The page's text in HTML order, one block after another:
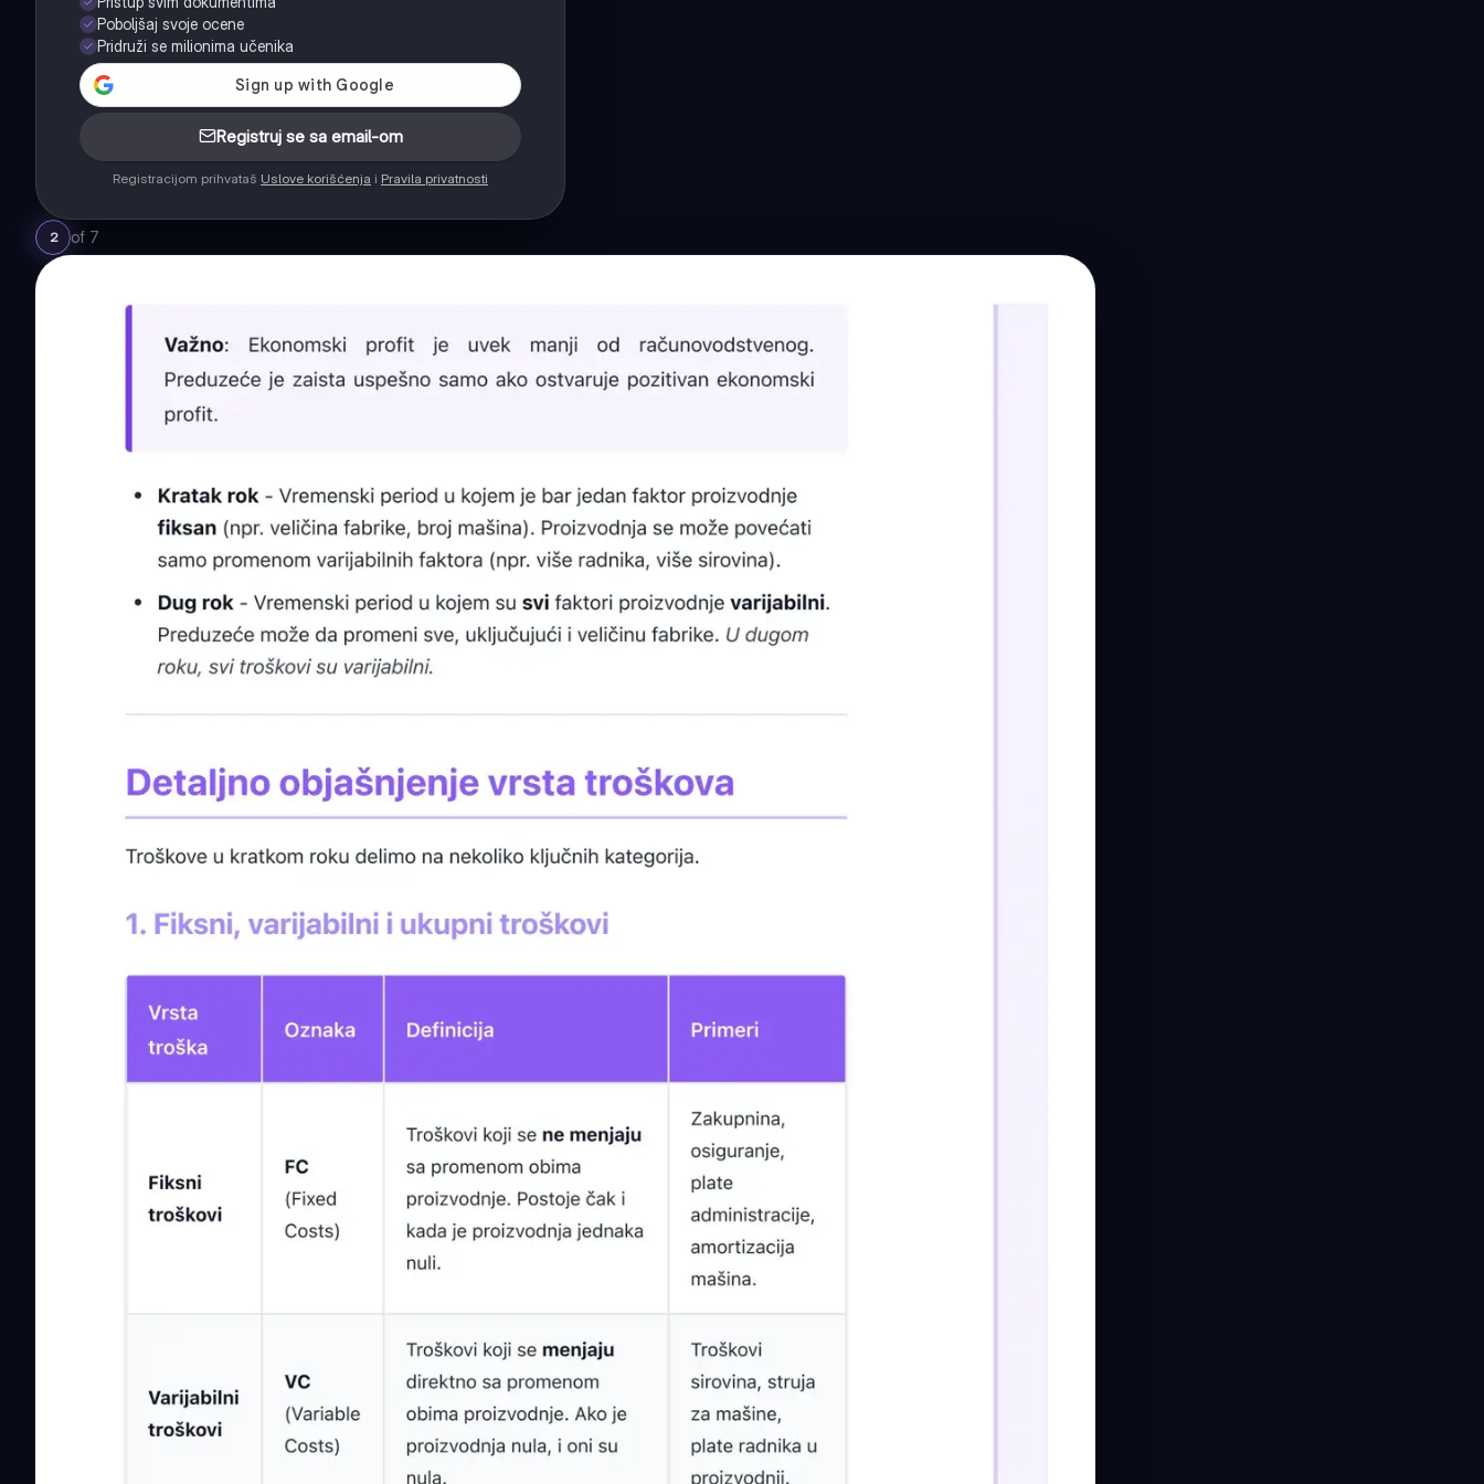
Poboljšaj svoje ocene
Pridruži se milionima učenika
Registruj se sa email-om
Registracijom prihvataš Uslove korišćenja i Pravila privatnosti
2 of 7